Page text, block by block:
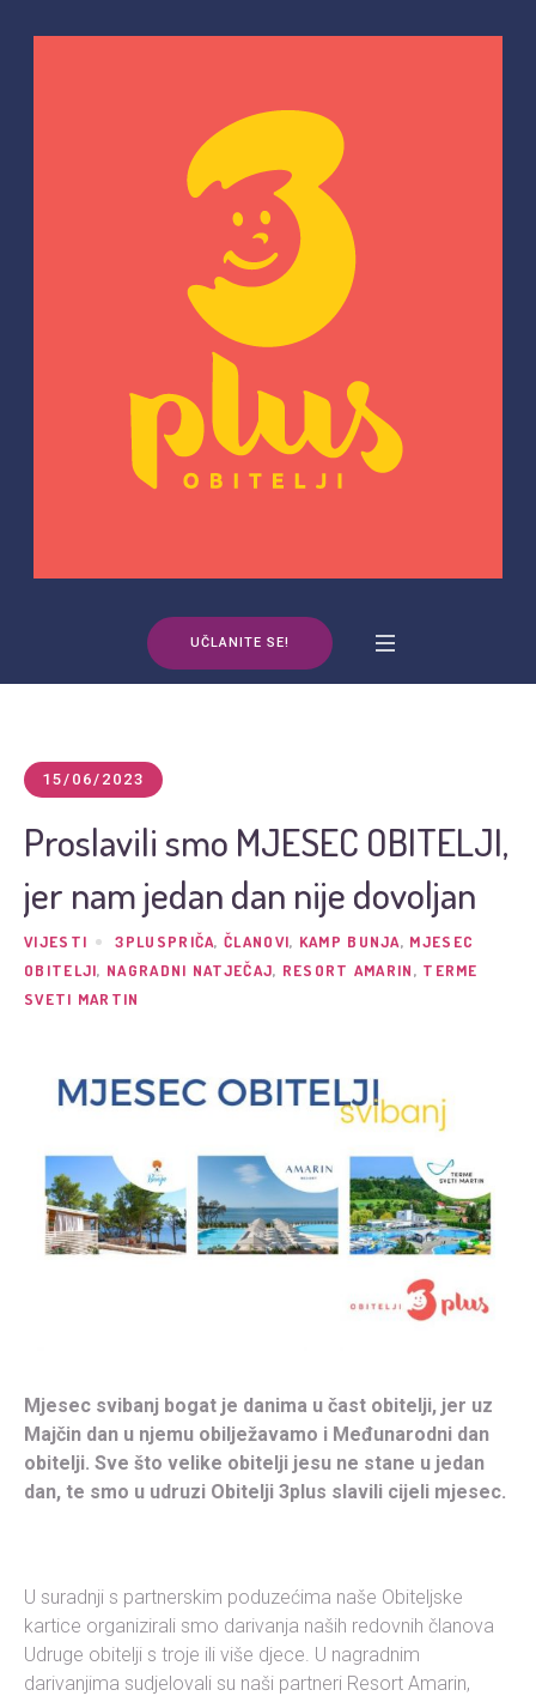
UČLANITE SE!
15/06/2023
Proslavili smo MJESEC OBITELJI,
jer nam jedan dan nije dovoljan
VIJESTI 3PLUSPRIČA,ČLANOVI, KAMP BUNJA, MJESEC
OBITELJI, NAGRADNI NATJEČAJ, RESORT AMARIN, TERME
SVETI MARTIN
Mjesec svibanj bogat je danima u čast obitelji, jer uz
Majčin dan u njemu obilježavamo i Međunarodni dan
obitelji. Sve što velike obitelji jesu ne stane u jedan
dan, te smo u udruzi Obitelji 3plus slavili cijeli mjesec.
U suradnji s partnerskim poduzećima naše Obiteljske
kartice organizirali smo darivanja naših redovnih članova
Udruge obitelji s troje ili više djece. U nagradnim
darivanjima sudjelovali su naši partneri Resort Amarin,